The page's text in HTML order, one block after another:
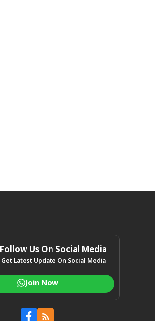
Follow Us On Social Media
Get Latest Update On Social Media
Join Now